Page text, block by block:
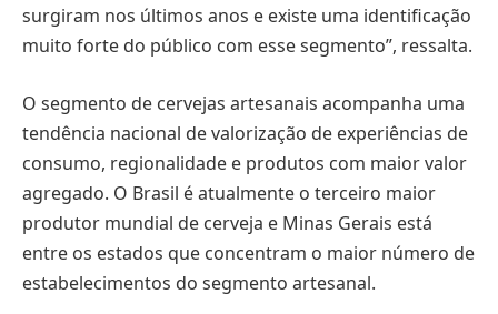
surgiram nos últimos anos e existe uma identificação
muito forte do público com esse segmento”, ressalta.
O segmento de cervejas artesanais acompanha uma
tendência nacional de valorização de experiências de
consumo, regionalidade e produtos com maior valor
agregado. O Brasil é atualmente o terceiro maior
produtor mundial de cerveja e Minas Gerais está
entre os estados que concentram o maior número de
estabelecimentos do segmento artesanal.